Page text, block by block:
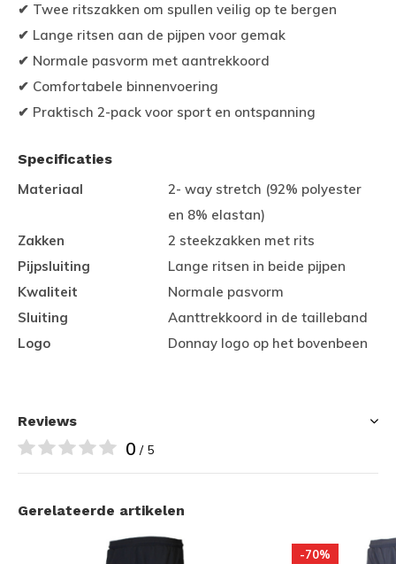
✔ Twee ritszakken om spullen veilig op te bergen
✔ Lange ritsen aan de pijpen voor gemak
✔ Normale pasvorm met aantrekkoord
✔ Comfortabele binnenvoering
✔ Praktisch 2-pack voor sport en ontspanning
Specificaties
Materiaal
2- way stretch (92% polyester
en 8% elastan)
Zakken
2 steekzakken met rits
Pijpsluiting
Lange ritsen in beide pijpen
Kwaliteit
Normale pasvorm
Sluiting
Aanttrekkoord in de tailleband
Logo
Donnay logo op het bovenbeen
Reviews
0 / 5
Gerelateerde artikelen
-70%